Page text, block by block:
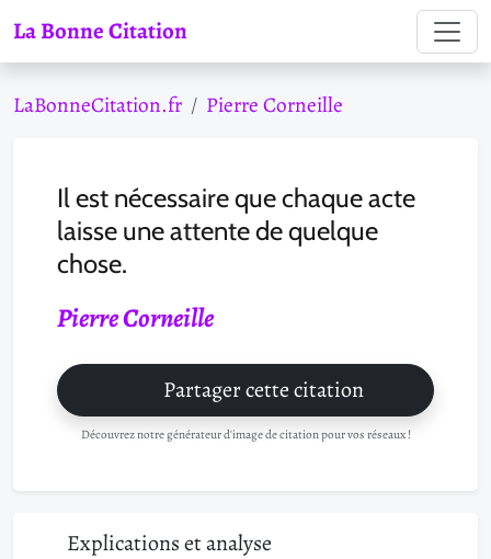
La Bonne Citation
LaBonneCitation.fr Pierre Corneille
Il est nécessaire que chaque acte
laisse une attente de quelque
chose.
Pierre Corneille
Partager cette citation
Découvrez notre générateur d'image de citation pour vos réseaux !
Explications et analyse